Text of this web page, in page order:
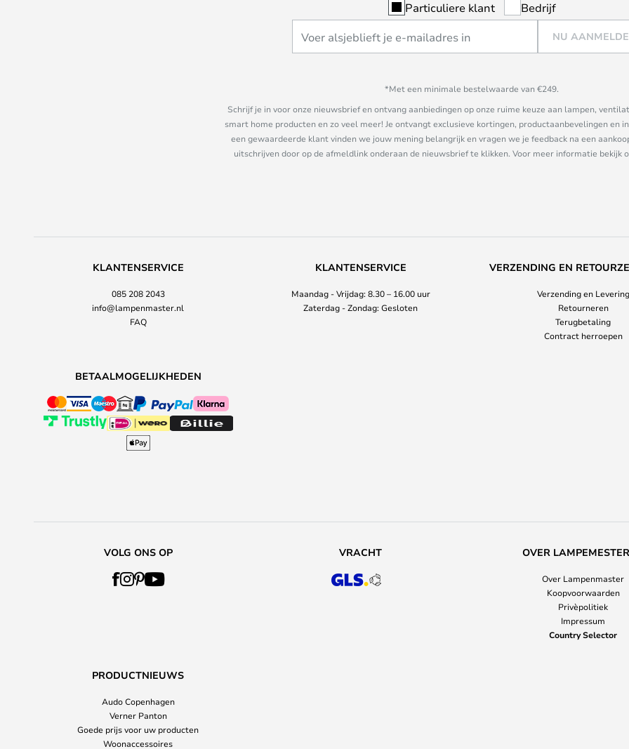
Particuliere klant Bedrijf
NU
*Met een minimale bestelwaarde van €249.
Schrijf je in voor onze nieuwsbrief en ontvang aanbiedingen op onze ruime keuze aan lampen,
smart home producten en zo veel meer! Je ontvangt exclusieve kortingen, productaanbevelingen en
een gewaardeerde klant vinden we jouw mening belangrijk en vragen we je feedback na een
uitschrijven door op de afmeldlink onderaan de nieuwsbrief te klikken. Voor meer informatie bekijk
KLANTENSERVICE
085 208 2043
info@lampenmaster.nl
FAQ
KLANTENSERVICE
Maandag - Vrijdag: 8.30 – 16.00 uur
Zaterdag - Zondag: Gesloten
VERZENDING EN
Verzending en Levering
Retourneren
Terugbetaling
Contract herroepen
BETAALMOGELIJKHEDEN
VOLG ONS OP VRACHT OVER
Over Lampenmaster
Koopvoorwaarden
Privèpolitiek
Impressum
Country Selector
PRODUCTNIEUWS
Audo Copenhagen
Verner Panton
Goede prijs voor uw producten
Woonaccessoires